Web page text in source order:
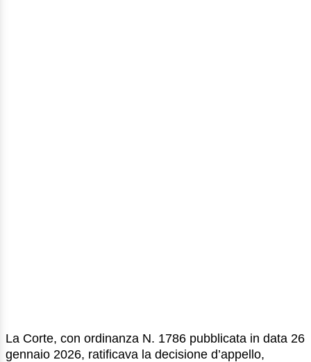
La Corte, con ordinanza N. 1786 pubblicata in data 26
gennaio 2026, ratificava la decisione d’appello,